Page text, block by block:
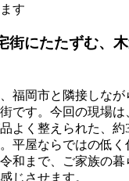
す
街にたたずむ、
福岡市と隣接しなが
です。今回の現場
よく整えられた、約
平屋ならではの低
和まで、ご家族の
じさせます。